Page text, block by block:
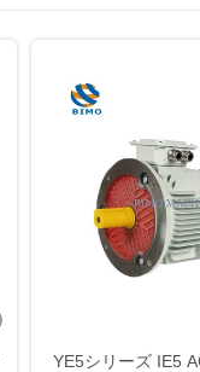
YE5シリーズ IE5